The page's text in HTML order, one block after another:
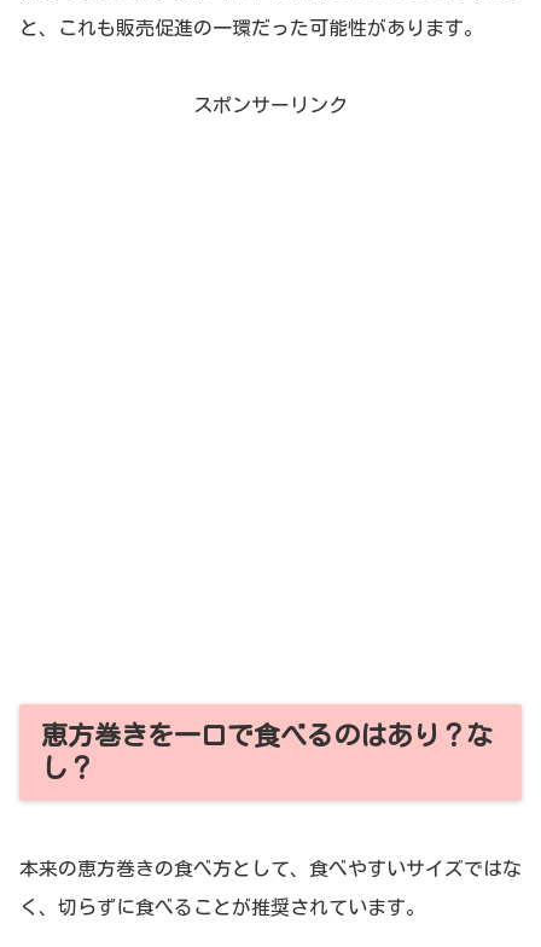
と、これも販売促進の一環だった可能性があります。
スポンサーリンク
恵方巻きを一口で食べるのはあり？な
し？
本来の恵方巻きの食べ方として、食べやすいサイズではな
く、切らずに食べることが推奨されています。